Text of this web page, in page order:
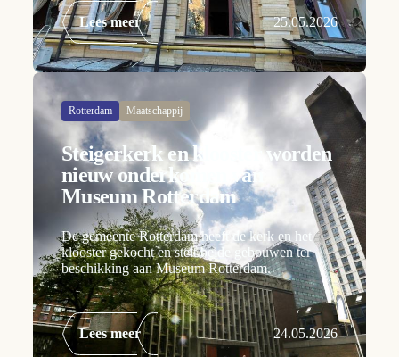
Lees meer 25.05.2026
Rotterdam Maatschappij
Steigerkerk en klooster worden
nieuw onderkomen van
Museum Rotterdam
De gemeente Rotterdam heeft de kerk en het
klooster gekocht en stelt beide gebouwen ter
beschikking aan Museum Rotterdam.
Lees meer 24.05.2026